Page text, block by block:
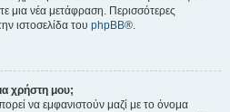
μια νέα μετάφραση. Περισσότερες
ιστοσελίδα του phpBB®.
χρήστη μου;
να εμφανιστούν μαζί με το όνομα